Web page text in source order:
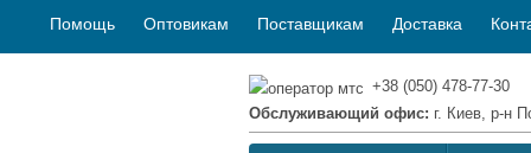
Помощь Оптовикам Поставщикам Доставка
+38 (050) 478-77-30
Обслуживающий офис: г. Киев, р-н